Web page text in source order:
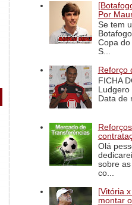
Por
Se tem
Copa
S...
Reforço
FICHA
Ludgero
Data de
Olá
sobre
co...
[Vitória
montar